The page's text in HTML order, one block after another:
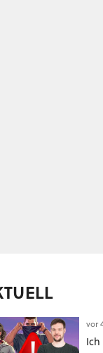
vor
Ich